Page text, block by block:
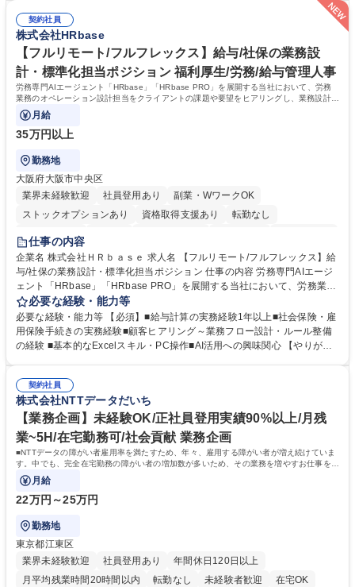
常に改善を目指す風土のため、安心して業務に取り組んでいただけます。
募集職種 【大阪・京都・滋賀】営業事務 ※未経験可
により、キーエンスの付加価値向上に貢献します。ベースの定型業務に加
えて、お客様や社員の状況に合わせ、能動的なサポート、改善の動きも期
待され。組織を支えるスペシャリストとして、チームに貢献し、結果的に
社員から頼られる存在になることができます。平均19:30の退勤以降の業
務の持ち帰りも禁止されており、メリハリのある働き方となります。 学
歴・資格 学歴：大学院 大学 高専 短大 語学力： 資格：
契約社員
株式会社HRbase
【フルリモート/フルフレックス】給与/社保の業務設
計・標準化担当ポジション 福利厚生/労務/給与管理人事
労務専門AIエージェント「HRbase」「HRbase PRO」を展開する当社において、労務
業務のオペレーション設計担当をクライアントの課題や要望をヒアリングし、業務設計や
システム設定へと落とし込むポジションです。
月給
35万円以上
勤務地
大阪府大阪市中央区
業界未経験歓迎
社員登用あり
副業・WワークOK
ストックオプションあり
資格取得支援あり
転勤なし
時短勤務あり
服装自由
仕事の内容
企業名 株式会社ＨＲｂａｓｅ 求人名 【フルリモート/フルフレックス】給
与/社保の業務設計・標準化担当ポジション 仕事の内容 労務専門AIエージ
ェント「HRbase」「HRbase PRO」を展開する当社において、労務業務
のオペレーション設計担当をクライアントの課題や要望をヒアリングし、
業務設計やシステム設定へと落とし込むポジションです。 【具体的に
は】・業務オペレーション設計（要件定義/顧客ヒアリング/業務オペレー
ションの洗い出し、ルール整備、システム設定) ・業務マニュアル作成、
（年調等の年次業務など） 募集職種 【フルリモート/フルフレックス】給
与/社保の業務設計・標準化担当ポジション
必要な経験・能力等
必要な経験・能力等 【必須】■給与計算の実務経験1年以上■社会保険・雇
用保険手続きの実務経験■顧客ヒアリング～業務フロー設計・ルール整備
の経験 ■基本的なExcelスキル・PC操作■AI活用への興味関心 【やりが
る設計にとどまらず、ご自身が現場のエキスパートとしてオペレーション
を実行する機会もあり、実務と改善の両面でスキルを発揮できる環境で
す。 学歴・資格 学歴：大学院 大学 高専 短大 専修学校 高校 語学力： 資
格：
契約社員
株式会社NTTデータだいち
【業務企画】未経験OK/正社員登用実績90%以上/月残
業~5H/在宅勤務可/社会貢献 業務企画
■NTTデータの障がい者雇用率を満たすため、年々、雇用する障がい者が増え続けていま
す。中でも、完全在宅勤務の障がい者の増加数が多いため、その業務を増やすお仕事を担
っていただきます。
月給
22万円～25万円
勤務地
東京都江東区
業界未経験歓迎
社員登用あり
年間休日120日以上
月平均残業時間20時間以内
転勤なし 未経験者歓迎 在宅OK